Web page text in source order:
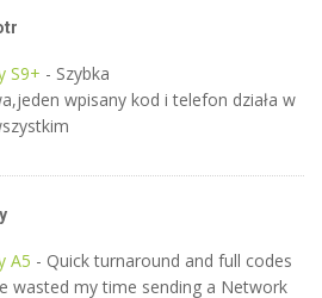
S9+ - Szybka
wpisany kod i telefon działa w
A5 - Quick turnaround and full codes
wasted my time sending a Network